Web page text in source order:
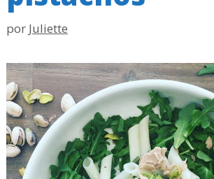
por Juliette